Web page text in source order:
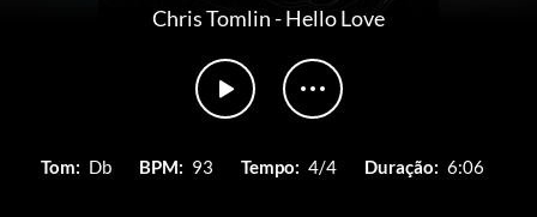
Chris Tomlin-Hello Love
Tom: Db BPM: 93 Tempo: 4/4 Duração: 6:06